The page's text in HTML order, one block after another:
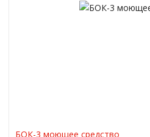
БОК-3 моющее средство